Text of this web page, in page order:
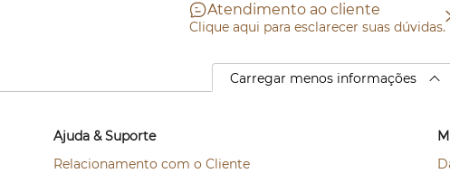
Atendimento ao cliente
Clique aqui para esclarecer suas dúvidas.
Carregar menos informações
Ajuda & Suporte
Relacionamento com o Cliente